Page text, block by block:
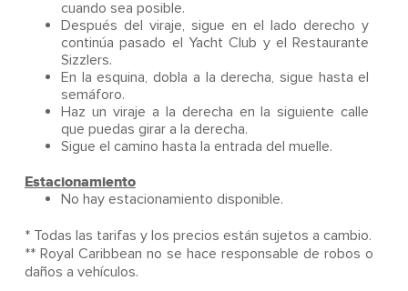
cuando sea posible.
Después del viraje, sigue en el lado derecho y
continúa pasado el Yacht Club y el Restaurante
Sizzlers.
En la esquina, dobla a la derecha, sigue hasta el
semáforo.
Haz un viraje a la derecha en la siguiente calle
que puedas girar a la derecha.
Sigue el camino hasta la entrada del muelle.
Estacionamiento
No hay estacionamiento disponible.
* Todas las tarifas y los precios están sujetos a cambio.
** Royal Caribbean no se hace responsable de robos o
daños a vehículos.